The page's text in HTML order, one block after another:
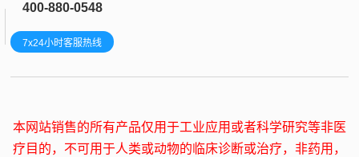
400-880-0548
7x24小时客服热线
本网站销售的所有产品仅用于工业应用或者科学研究等非医
疗目的，不可用于人类或动物的临床诊断或治疗，非药用，